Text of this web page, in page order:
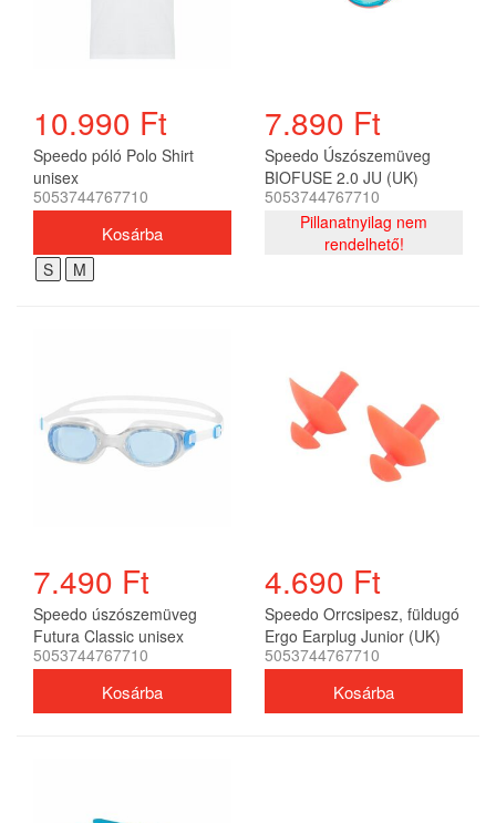
10.990 Ft
Speedo póló Polo Shirt
unisex
5053744767710
S M
7.890 Ft
Speedo Úszószemüveg
BIOFUSE 2.0 JU (UK)
gyerek
5053744767710
Pillanatnyilag nem
rendelhető!
7.490 Ft
Speedo úszószemüveg
Futura Classic unisex
5053744767710
4.690 Ft
Speedo Orrcsipesz, füldugó
Ergo Earplug Junior (UK)
gyerek
5053744767710